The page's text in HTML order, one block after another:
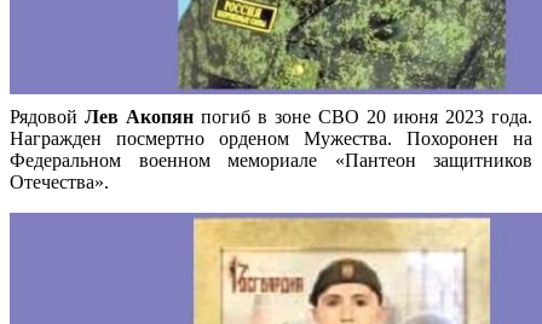
Рядовой Лев Акопян погиб в зоне СВО 20 июня 2023 года.
Награжден посмертно орденом Мужества. Похоронен на
Федеральном военном мемориале «Пантеон защитников
Отечества».